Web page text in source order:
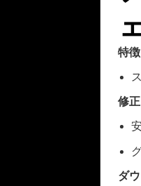
特徴
修正
ダ